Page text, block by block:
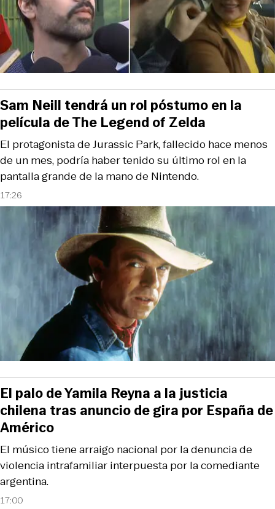
17:26
El protagonista de Jurassic Park, fallecido hace menos
de un mes, podría haber tenido su último rol en la
pantalla grande de la mano de Nintendo.
Sam Neill tendrá un rol póstumo en la
película de The Legend of Zelda
17:00
El músico tiene arraigo nacional por la denuncia de
violencia intrafamiliar interpuesta por la comediante
argentina.
El palo de Yamila Reyna a la justicia
chilena tras anuncio de gira por España de
Américo